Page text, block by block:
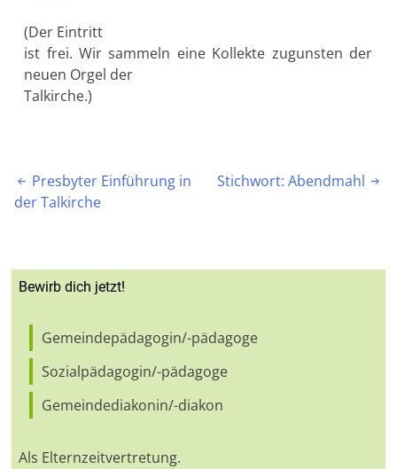
(Der Eintritt
ist frei. Wir sammeln eine Kollekte zugunsten der
neuen Orgel der
Talkirche.)
Beitragsnavigation
 Presbyter Einführung in
der Talkirche
Stichwort: Abendmahl 
Bewirb dich jetzt!
Gemeindepädagogin/-pädagoge
Sozialpädagogin/-pädagoge
Gemeindediakonin/-diakon
Als Elternzeitvertretung.